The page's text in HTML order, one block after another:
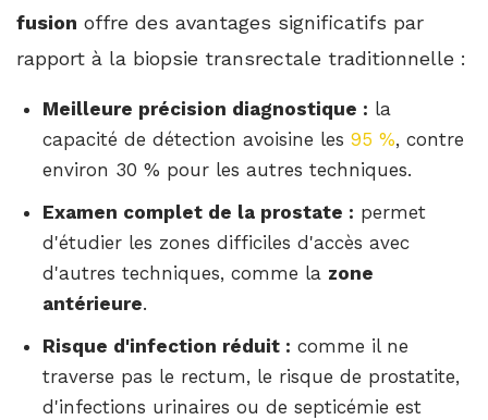
fusion offre des avantages significatifs par
rapport à la biopsie transrectale traditionnelle :
Meilleure précision diagnostique : la
capacité de détection avoisine les 95 %, contre
environ 30 % pour les autres techniques.
Examen complet de la prostate : permet
d'étudier les zones difficiles d'accès avec
d'autres techniques, comme la zone
antérieure.
Risque d'infection réduit : comme il ne
traverse pas le rectum, le risque de prostatite,
d'infections urinaires ou de septicémie est